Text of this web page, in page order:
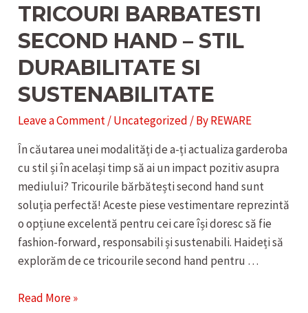
TRICOURI BARBATESTI
SECOND HAND – STIL
DURABILITATE SI
SUSTENABILITATE
Leave a Comment/Uncategorized / ByREWARE
În căutarea unei modalități de a-ți actualiza garderoba
cu stil și în același timp să ai un impact pozitiv asupra
mediului? Tricourile bărbătești second hand sunt
soluția perfectă! Aceste piese vestimentare reprezintă
o opțiune excelentă pentru cei care își doresc să fie
fashion-forward, responsabili și sustenabili. Haideți să
explorăm de ce tricourile second hand pentru …
TRICOURI
Read More »